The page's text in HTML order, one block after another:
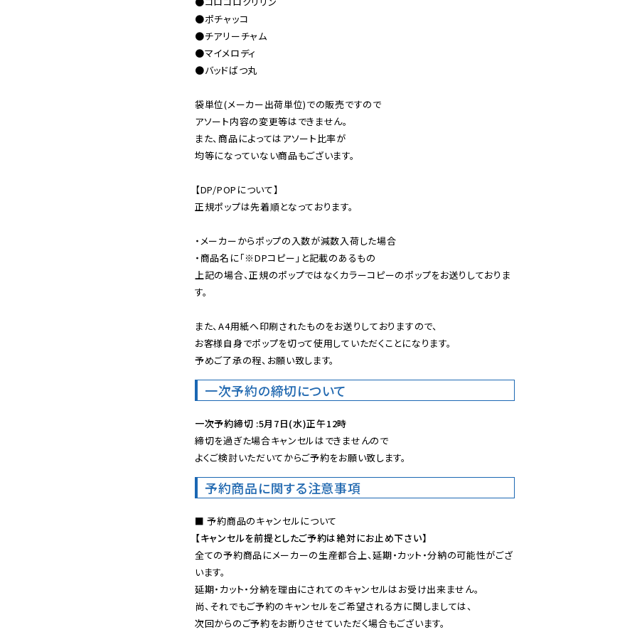
●ポチャッコ
●チアリーチャム
●マイメロディ
●バッドばつ丸
袋単位(メーカー出荷単位)での販売ですので
アソート内容の変更等はできません。
また、商品によってはアソート比率が
均等になっていない商品もございます。
【DP/POPについて】
正規ポップは先着順となっております。
・メーカーからポップの入数が減数入荷した場合
・商品名に「※DPコピー」と記載のあるもの
上記の場合、正規のポップではなくカラーコピーのポップをお送りしておりま
す。
また、A4用紙へ印刷されたものをお送りしておりますので、
お客様自身でポップを切って使用していただくことになります。
予めご了承の程、お願い致します。
一次予約の締切について
一次予約締切 :5月7日(水)正午12時
締切を過ぎた場合キャンセルはできませんので
よくご検討いただいてからご予約をお願い致します。
予約商品に関する注意事項
【キャンセルを前提としたご予約は絶対にお止め下さい】
全ての予約商品にメーカーの生産都合上、延期・カット・分納の可能性がござ
います。
延期・カット・分納を理由にされてのキャンセルはお受け出来ません。
尚、それでもご予約のキャンセルをご希望される方に関しましては、
次回からのご予約をお断りさせていただく場合もございます。